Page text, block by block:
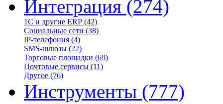
Интеграция (274)
1С и другие ERP (42)
Социальные сети (38)
IP-телефония (4)
SMS-шлюзы (22)
Торговые площадки (69)
Почтовые сервисы (11)
Другое (76)
Инструменты (777)